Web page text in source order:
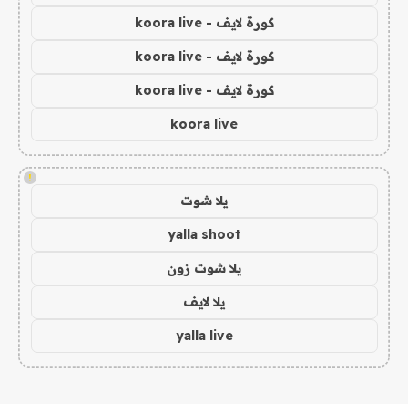
كورة لايف - koora live
كورة لايف - koora live
كورة لايف - koora live
koora live
!
يلا شوت
yalla shoot
يلا شوت زون
يلا لايف
yalla live